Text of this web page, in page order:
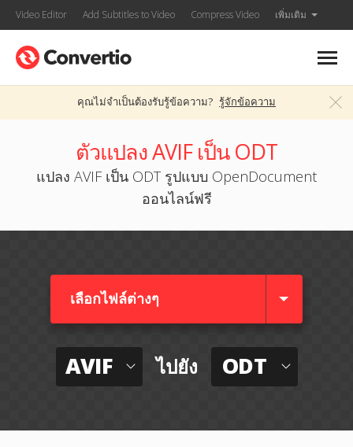
Video Editor Add Subtitles to Video Compress Video เพิ่มเติม
คุณไม่จำเป็นต้องรับรู้ข้อความ? รู้จักข้อความ
ตัวแปลง AVIF เป็น ODT
แปลง AVIF เป็น ODT รูปแบบ OpenDocument
ออนไลน์ฟรี
เลือกไฟล์ต่างๆ​
AVIF ไปยัง ODT